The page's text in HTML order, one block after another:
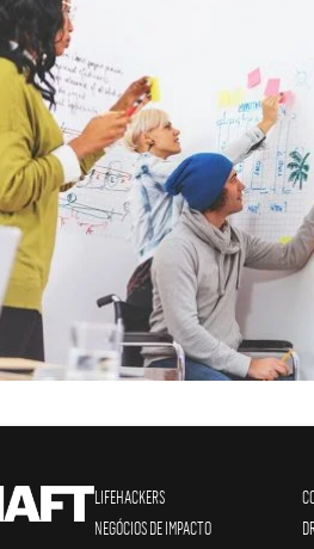
LIFEHACKERS
NEGÓCIOS DE IMPACTO